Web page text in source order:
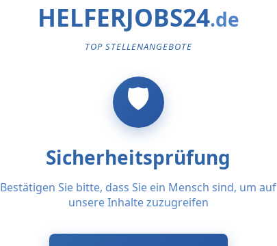
HELFERJOBS24
TOP STELLENANGEBOTE
Sicherheitsprüfung
Bestätigen Sie bitte, dass Sie ein Mensch sind, um auf
unsere Inhalte zuzugreifen